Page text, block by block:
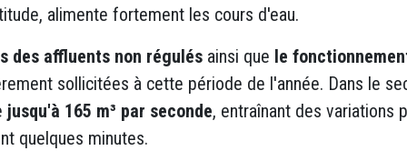
alimente fortement les cours d'eau.
des affluents non régulés ainsi que le
sollicitées à cette période de l'année. Dans le
jusqu'à 165 m³ par seconde, entraînant des variations
quelques minutes.